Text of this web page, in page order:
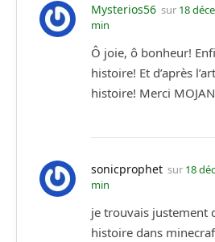
Mysterios56 sur 18
min
Ô joie, ô bonheur!
histoire! Et d’après
histoire! Merci
sonicprophet sur 18
min
je trouvais justement
histoire dans